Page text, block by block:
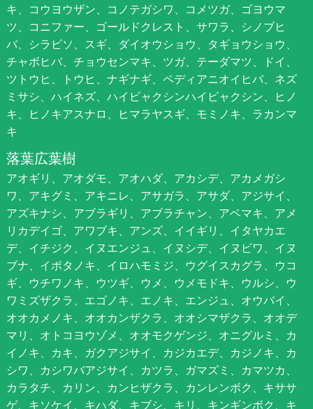
キ、コウヨウザン、コノテガシワ、コメツガ、ゴヨウマ
ツ、コニファー、ゴールドクレスト、サワラ、シノブヒ
バ、シラビソ、スギ、ダイオウショウ、タギョウショウ、
チャボヒバ、チョウセンマキ、ツガ、テーダマツ、ドイ、
ツトウヒ、トウヒ、ナギナギ、ペディアニオイヒバ、ネズ
ミサシ、ハイネズ、ハイビャクシンハイビャクシン、ヒノ
キ、ヒノキアスナロ、ヒマラヤスギ、モミノキ、ラカンマ
キ
落葉広葉樹
アオギリ、アオダモ、アオハダ、アカシデ、アカメガシ
ワ、アキグミ、アキニレ、アサガラ、アサダ、アジサイ、
アズキナシ、アブラギリ、アブラチャン、アベマキ、アメ
リカデイゴ、アワブキ、アンズ、イイギリ、イタヤカエ
デ、イチジク、イヌエンジュ、イヌシデ、イヌビワ、イヌ
ブナ、イボタノキ、イロハモミジ、ウグイスカグラ、ウコ
ギ、ウチワノキ、ウツギ、ウメ、ウメモドキ、ウルシ、ウ
ワミズザクラ、エゴノキ、エノキ、エンジュ、オウバイ、
オオカメノキ、オオカンザクラ、オオシマザクラ、オオデ
マリ、オトコヨウゾメ、オオモクゲンジ、オニグルミ、カ
イノキ、カキ、ガクアジサイ、カジカエデ、カジノキ、カ
シワ、カシワバアジサイ、カツラ、ガマズミ、カマツカ、
カラタチ、カリン、カンヒザクラ、カンレンボク、キササ
ゲ、キソケイ、キハダ、キブシ、キリ、キンギンボク、キ